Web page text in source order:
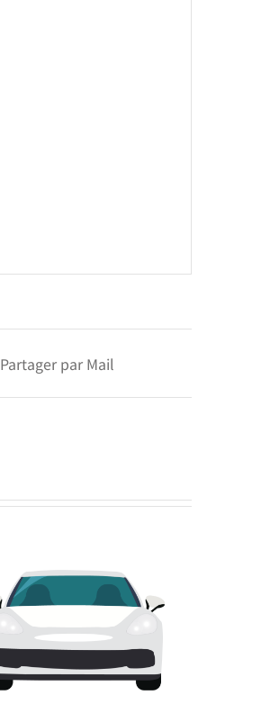
Partager par Mail